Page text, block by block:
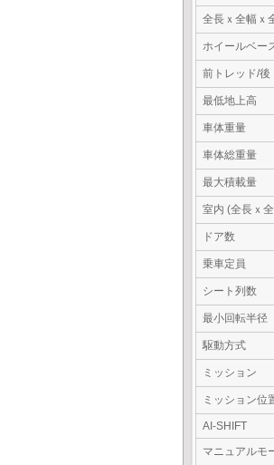
全長ｘ全幅ｘ
ホイールベー
前トレッド/後
最低地上高
車体重量
車体総重量
最大積載量
室内 (全長ｘ
ドア数
乗車定員
シート列数
最小回転半径
駆動方式
ミッション
ミッション位
AI-SHIFT
マニュアルモ